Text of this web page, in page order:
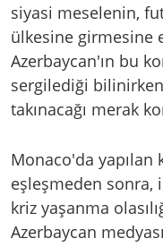
siyasi meselenin,
ülkesine girmesine
Azerbaycan'ın bu
sergilediği
takınacağı merak
Monaco'da
eşleşmeden sonra,
kriz yaşanma
Azerbaycan